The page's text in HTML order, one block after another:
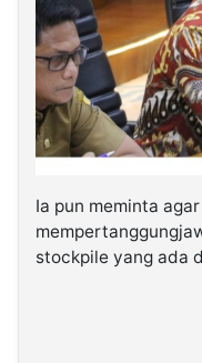
Ia pun meminta
stockpile yang ada